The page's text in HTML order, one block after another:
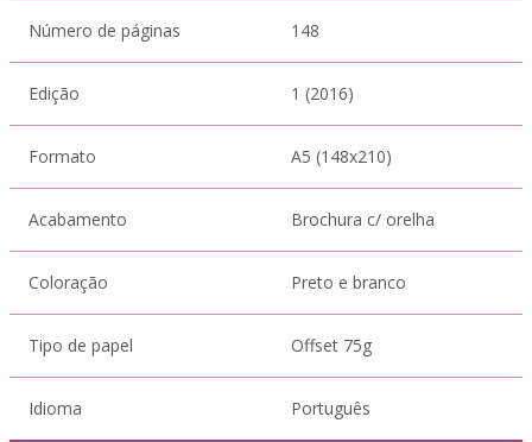
Número de páginas 148
Edição 1 (2016)
Formato A5 (148x210)
Acabamento Brochura c/ orelha
Coloração Preto e branco
Tipo de papel Offset 75g
Idioma Português